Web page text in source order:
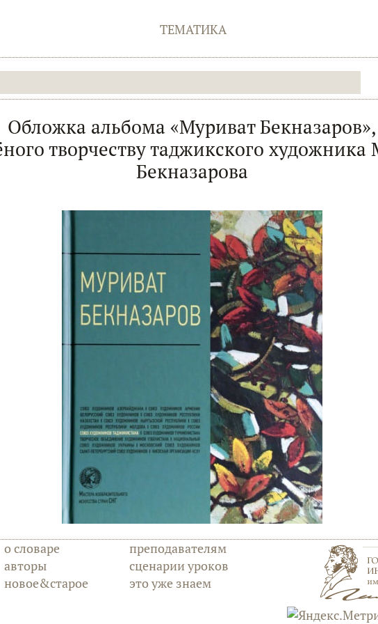
ТЕМАТИКА
Обложка альбома «Муриват Бекназаров»,
творчеству таджикского художника
Бекназарова
о словаре
авторы
новое&старое
преподавателям
сценарии уроков
это уже знаем